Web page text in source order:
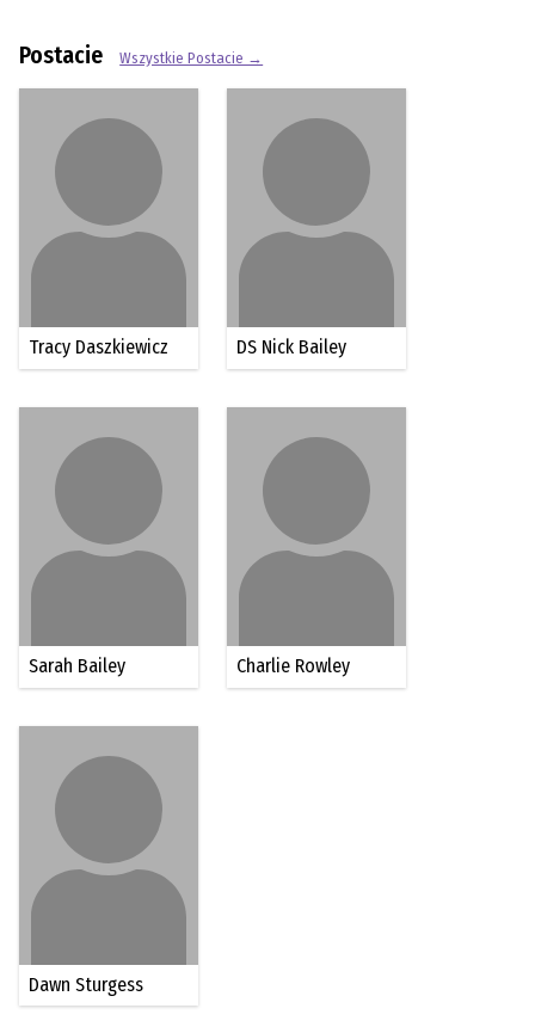
Postacie Wszystkie Postacie →
Tracy Daszkiewicz DS Nick Bailey
Sarah Bailey Charlie Rowley
Dawn Sturgess